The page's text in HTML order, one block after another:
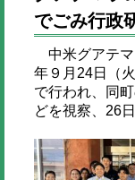
でごみ行政
中米グアテマ
年９月24日（
で行われ、同
どを視察、26